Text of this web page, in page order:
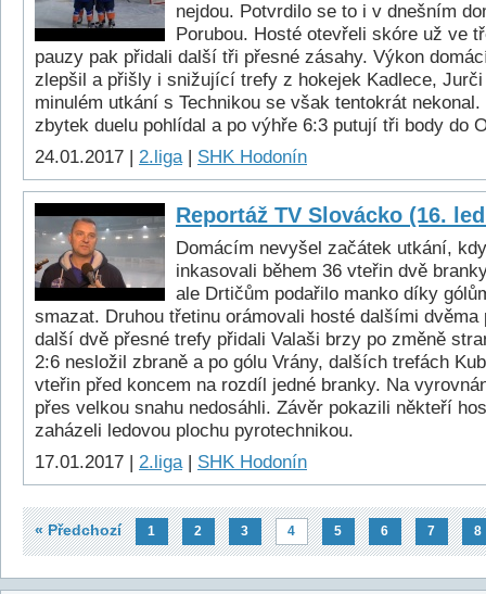
nejdou. Potvrdilo se to i v dnešním
Porubou. Hosté otevřeli skóre už ve
pauzy pak přidali další tři přesné zásahy. Výkon
zlepšil a přišly i snižující trefy z hokejek Kadlece,
minulém utkání s Technikou se však tentokrát
zbytek duelu pohlídal a po výhře 6:3 putují tři body do
24.01.2017 | 2.liga| SHK Hodonín
Reportáž TV Slovácko (16.
Domácím nevyšel začátek utkání,
inkasovali během 36 vteřin dvě
ale Drtičům podařilo manko díky
smazat. Druhou třetinu orámovali hosté dalšími
další dvě přesné trefy přidali Valaši brzy po změně
2:6 nesložil zbraně a po gólu Vrány, dalších trefách
vteřin před koncem na rozdíl jedné branky. Na
přes velkou snahu nedosáhli. Závěr pokazili někteří
zaházeli ledovou plochu pyrotechnikou.
17.01.2017 | 2.liga| SHK Hodonín
« Předchozí 1 2 3 4 5 6 7 8